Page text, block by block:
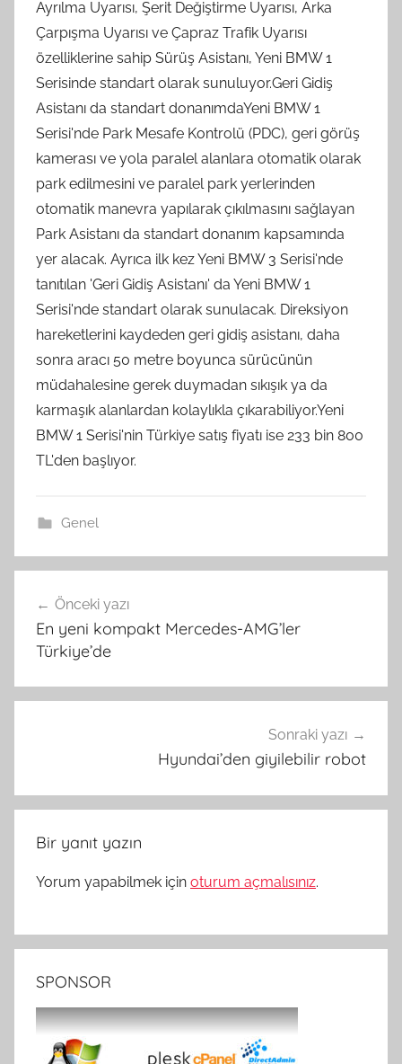
Ayrılma Uyarısı, Şerit Değiştirme Uyarısı, Arka
Çarpışma Uyarısı ve Çapraz Trafik Uyarısı
özelliklerine sahip Sürüş Asistanı, Yeni BMW 1
Serisinde standart olarak sunuluyor.Geri Gidiş
Asistanı da standart donanımdaYeni BMW 1
Serisi'nde Park Mesafe Kontrolü (PDC), geri görüş
kamerası ve yola paralel alanlara otomatik olarak
park edilmesini ve paralel park yerlerinden
otomatik manevra yapılarak çıkılmasını sağlayan
Park Asistanı da standart donanım kapsamında
yer alacak. Ayrıca ilk kez Yeni BMW 3 Serisi'nde
tanıtılan 'Geri Gidiş Asistanı' da Yeni BMW 1
Serisi'nde standart olarak sunulacak. Direksiyon
hareketlerini kaydeden geri gidiş asistanı, daha
sonra aracı 50 metre boyunca sürücünün
müdahalesine gerek duymadan sıkışık ya da
karmaşık alanlardan kolaylıkla çıkarabiliyor.Yeni
BMW 1 Serisi'nin Türkiye satış fiyatı ise 233 bin 800
TL'den başlıyor.
Genel
gezinmesi
Önceki yazı
En yeni kompakt Mercedes-AMG’ler
Türkiye’de
Sonraki yazı
Hyundai’den giyilebilir robot
Bir yanıt yazın
Yorum yapabilmek için oturum açmalısınız.
SPONSOR